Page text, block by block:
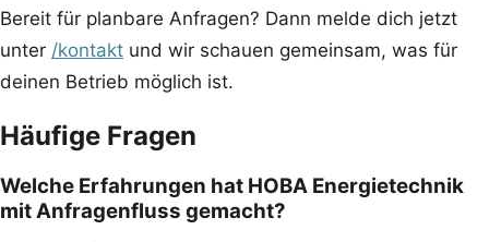
Bereit für planbare Anfragen? Dann melde dich jetzt
unter /kontakt und wir schauen gemeinsam, was für
deinen Betrieb möglich ist.
Häufige Fragen
Welche Erfahrungen hat HOBA Energietechnik
mit Anfragenfluss gemacht?